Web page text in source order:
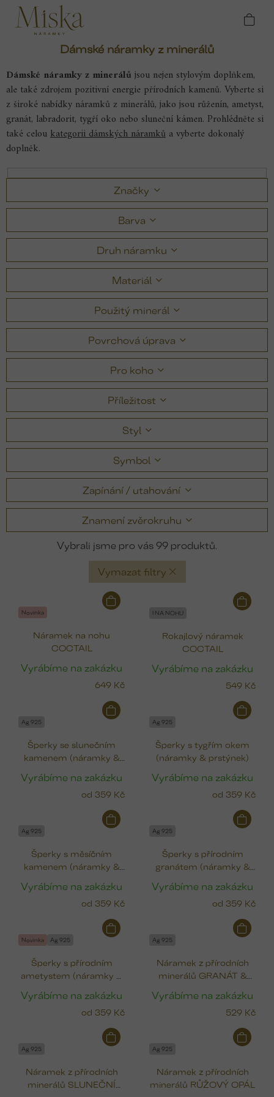
Přejít
obsah
Domů Náramky
minerálů
Dámské náramky z minerálů
Dámské náramky z minerálů jsou nejen stylovým doplňkem,
ale také zdrojem pozitivní energie přírodních kamenů. Vyberte si
z široké nabídky náramků z minerálů, jako jsou růženín, ametyst,
granát, labradorit, tygří oko nebo sluneční kámen. Prohlédněte si
také celoukategorii dámských náramků a vyberte dokonalý
doplněk.
Značky
Barva
Druh náramku
Materiál
Použitý minerál
Povrchová úprava
Pro koho
Příležitost
Styl
Symbol
Zapínání / utahování
Znamení zvěrokruhu
Vymazat filtry
99
Novinka
Náramek na nohu
COCTAIL
Vyrábíme na zakázku
649 Kč
I NA NOHU
Rokajlový náramek
COCTAIL
Vyrábíme na zakázku
549 Kč
Ag 925
Šperky se slunečním
kamenem (náramky &
Vyrábíme na zakázku
od 359 Kč
Ag 925
Šperky s tygřím okem
(náramky & prstýnek)
Vyrábíme na zakázku
od 359 Kč
Ag 925
Šperky s měsíčním
kamenem (náramky &
Vyrábíme na zakázku
od 359 Kč
Ag 925
Šperky s přírodním
granátem (náramky &
Vyrábíme na zakázku
od 359 Kč
Novinka Ag 925
Šperky s přírodním
ametystem (náramky &
Vyrábíme na zakázku
od 359 Kč
Ag 925
Náramek z přírodních
minerálů GRANÁT &
Vyrábíme na zakázku
529 Kč
Ag 925
Náramek z přírodních
minerálů SLUNEČNÍ
Ag 925
Náramek z přírodních
minerálů RŮŽOVÝ OPÁL